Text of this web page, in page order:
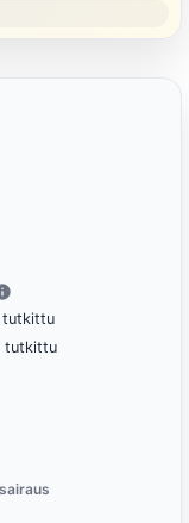
tutkittu
tutkittu